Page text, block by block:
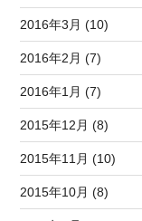
2016年3月 (10)
2016年2月 (7)
2016年1月 (7)
2015年12月 (8)
2015年11月 (10)
2015年10月 (8)